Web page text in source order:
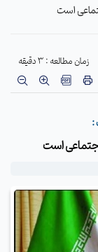
است
زمان مطالعه : 3 دقیقه
:
است